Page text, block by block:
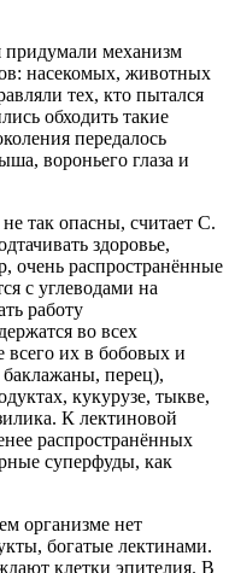
придумали механизм
насекомых, животных
тех, кто пытался
обходить такие
передалось
вороньего глаза и
так опасны, считает С.
здоровье,
очень распространённые
с углеводами на
работу
во всех
всего их в бобовых и
перец),
кукурузе, тыкве,
К лектиновой
распространённых
суперфуды, как
организме нет
богатые лектинами.
клетки эпителия. В